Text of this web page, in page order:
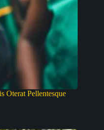
Oterat Pellentesque